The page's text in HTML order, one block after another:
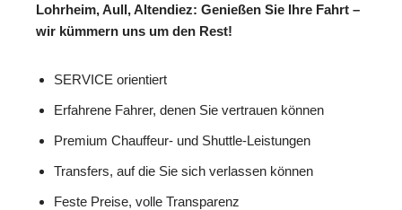
Lohrheim, Aull, Altendiez: Genießen Sie Ihre Fahrt –
wir kümmern uns um den Rest!
SERVICE orientiert
Erfahrene Fahrer, denen Sie vertrauen können
Premium Chauffeur- und Shuttle-Leistungen
Transfers, auf die Sie sich verlassen können
Feste Preise, volle Transparenz